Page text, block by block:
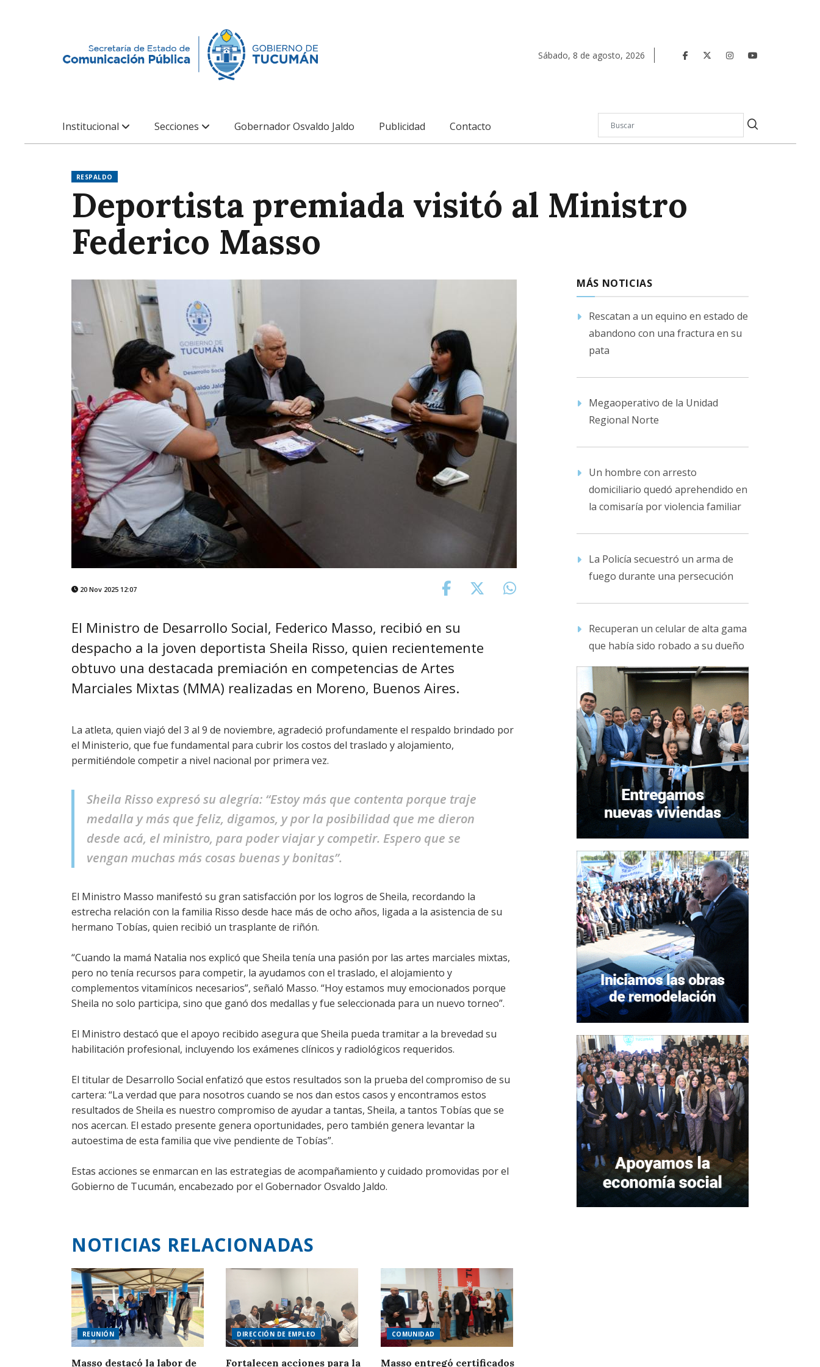
Sábado, 8 de agosto, 2026
Institucional Secciones Gobernador Osvaldo Jaldo Publicidad Contacto
RESPALDO
Deportista premiada visitó al Ministro
Federico Masso
20 Nov 2025 12:07
El Ministro de Desarrollo Social, Federico Masso, recibió en su
despacho a la joven deportista Sheila Risso, quien recientemente
obtuvo una destacada premiación en competencias de Artes
Marciales Mixtas (MMA) realizadas en Moreno, Buenos Aires.
La atleta, quien viajó del 3 al 9 de noviembre, agradeció profundamente el respaldo brindado por
el Ministerio, que fue fundamental para cubrir los costos del traslado y alojamiento,
permitiéndole competir a nivel nacional por primera vez.
Sheila Risso expresó su alegría: “Estoy más que contenta porque traje
medalla y más que feliz, digamos, y por la posibilidad que me dieron
desde acá, el ministro, para poder viajar y competir. Espero que se
vengan muchas más cosas buenas y bonitas”.
El Ministro Masso manifestó su gran satisfacción por los logros de Sheila, recordando la
estrecha relación con la familia Risso desde hace más de ocho años, ligada a la asistencia de su
hermano Tobías, quien recibió un trasplante de riñón.
“Cuando la mamá Natalia nos explicó que Sheila tenía una pasión por las artes marciales mixtas,
pero no tenía recursos para competir, la ayudamos con el traslado, el alojamiento y
complementos vitamínicos necesarios”, señaló Masso. “Hoy estamos muy emocionados porque
Sheila no solo participa, sino que ganó dos medallas y fue seleccionada para un nuevo torneo”.
El Ministro destacó que el apoyo recibido asegura que Sheila pueda tramitar a la brevedad su
habilitación profesional, incluyendo los exámenes clínicos y radiológicos requeridos.
El titular de Desarrollo Social enfatizó que estos resultados son la prueba del compromiso de su
cartera: “La verdad que para nosotros cuando se nos dan estos casos y encontramos estos
resultados de Sheila es nuestro compromiso de ayudar a tantas, Sheila, a tantos Tobías que se
nos acercan. El estado presente genera oportunidades, pero también genera levantar la
autoestima de esta familia que vive pendiente de Tobías”.
Estas acciones se enmarcan en las estrategias de acompañamiento y cuidado promovidas por el
Gobierno de Tucumán, encabezado por el Gobernador Osvaldo Jaldo.
NOTICIAS RELACIONADAS
REUNIÓN
Masso destacó la labor de
DIRECCIÓN DE EMPLEO
Fortalecen acciones para la
COMUNIDAD
Masso entregó certificados
MÁS NOTICIAS
Rescatan a un equino en estado de
abandono con una fractura en su
pata
Megaoperativo de la Unidad
Regional Norte
Un hombre con arresto
domiciliario quedó aprehendido en
la comisaría por violencia familiar
La Policía secuestró un arma de
fuego durante una persecución
Recuperan un celular de alta gama
que había sido robado a su dueño